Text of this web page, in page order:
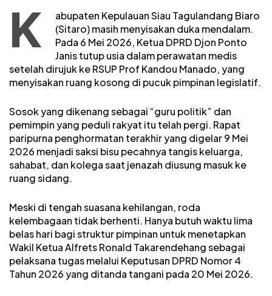
K
abupaten Kepulauan Siau Tagulandang Biaro
(Sitaro) masih menyisakan duka mendalam.
Pada 6 Mei 2026, Ketua DPRD Djon Ponto
Janis tutup usia dalam perawatan medis
setelah dirujuk ke RSUP Prof Kandou Manado, yang
menyisakan ruang kosong di pucuk pimpinan legislatif.
Sosok yang dikenang sebagai “guru politik” dan
pemimpin yang peduli rakyat itu telah pergi. Rapat
paripurna penghormatan terakhir yang digelar 9 Mei
2026 menjadi saksi bisu pecahnya tangis keluarga,
sahabat, dan kolega saat jenazah diusung masuk ke
ruang sidang.
Meski di tengah suasana kehilangan, roda
kelembagaan tidak berhenti. Hanya butuh waktu lima
belas hari bagi struktur pimpinan untuk menetapkan
Wakil Ketua Alfrets Ronald Takarendehang sebagai
pelaksana tugas melalui Keputusan DPRD Nomor 4
Tahun 2026 yang ditanda tangani pada 20 Mei 2026.